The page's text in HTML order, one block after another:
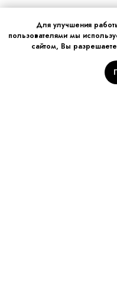
Для улучшения
пользователями мы
сайтом, Вы